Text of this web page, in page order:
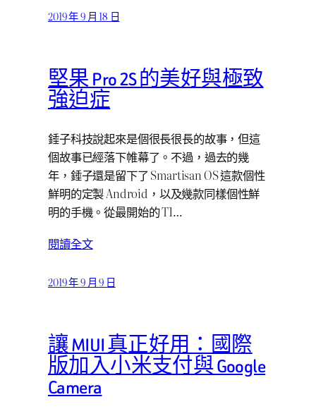
2019 年 9 月 18 日
堅果 Pro 2S 的美好與極致
強迫症
錘子科技說起來是個很長很長的故事，但這
個故事已經落下帷幕了。不過，過去的幾
年，錘子還是留下了 Smartisan OS 這款個性
鮮明的定製 Android，以及幾款同樣個性鮮
明的手機。從最開始的 T1…
閱讀全文
2019 年 9 月 9 日
讓 MIUI 真正好用：國際
版加入小米支付與 Google
Camera